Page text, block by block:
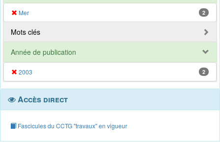
Mer 2
Mots clés
Année de publication
2003 2
Accès direct
Fascicules du CCTG "travaux" en vigueur